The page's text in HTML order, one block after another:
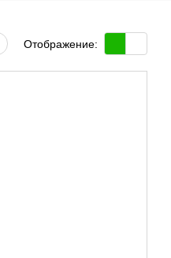
Отображение: